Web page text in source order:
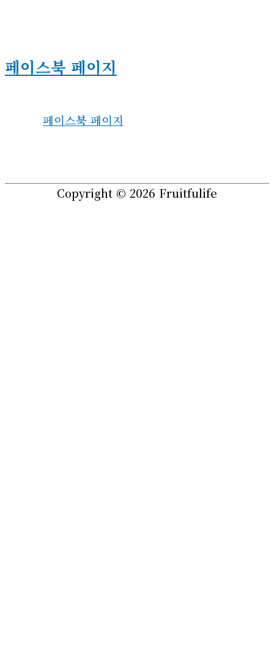
페이스북 페이지
페이스북 페이지
Copyright © 2026 Fruitfulife